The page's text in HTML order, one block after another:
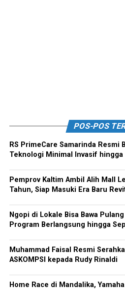
POS-POS
RS PrimeCare Samarinda Resmi
Teknologi Minimal Invasif
Pemprov Kaltim Ambil Alih Mall
Tahun, Siap Masuki Era Baru
Ngopi di Lokale Bisa Bawa
Program Berlangsung hingga
Muhammad Faisal Resmi
ASKOMPSI kepada Rudy Rinaldi
Home Race di Mandalika,